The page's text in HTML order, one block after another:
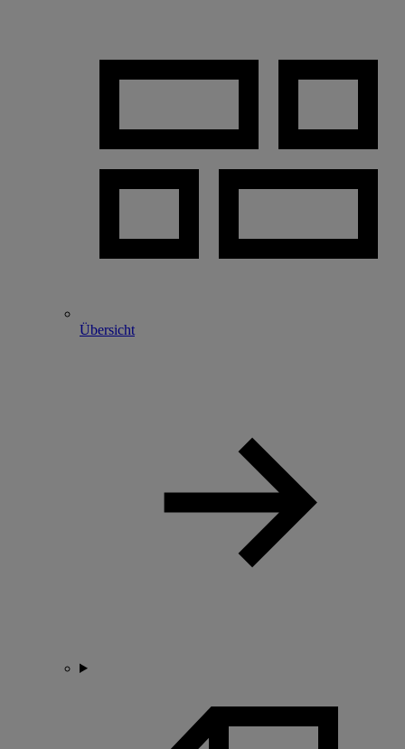
Übersicht